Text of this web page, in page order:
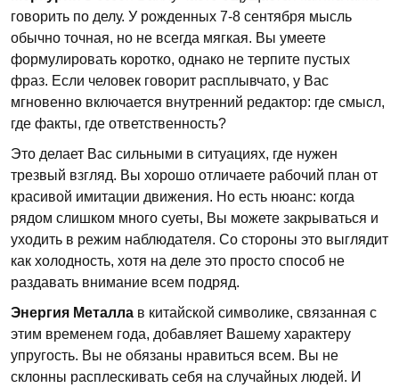
говорить по делу. У рожденных 7-8 сентября мысль
обычно точная, но не всегда мягкая. Вы умеете
формулировать коротко, однако не терпите пустых
фраз. Если человек говорит расплывчато, у Вас
мгновенно включается внутренний редактор: где смысл,
где факты, где ответственность?
Это делает Вас сильными в ситуациях, где нужен
трезвый взгляд. Вы хорошо отличаете рабочий план от
красивой имитации движения. Но есть нюанс: когда
рядом слишком много суеты, Вы можете закрываться и
уходить в режим наблюдателя. Со стороны это выглядит
как холодность, хотя на деле это просто способ не
раздавать внимание всем подряд.
Энергия Металла в китайской символике, связанная с
этим временем года, добавляет Вашему характеру
упругость. Вы не обязаны нравиться всем. Вы не
склонны расплескивать себя на случайных людей. И